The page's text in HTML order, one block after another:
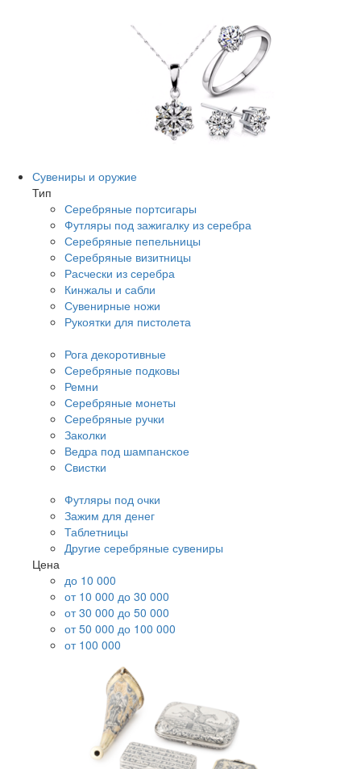
Сувениры и оружие
Тип
Серебряные портсигары
Футляры под зажигалку из серебра
Серебряные пепельницы
Серебряные визитницы
Расчески из серебра
Кинжалы и сабли
Сувенирные ножи
Рукоятки для пистолета
Рога декоротивные
Серебряные подковы
Ремни
Серебряные монеты
Серебряные ручки
Заколки
Ведра под шампанское
Свистки
Футляры под очки
Зажим для денег
Таблетницы
Другие серебряные сувениры
Цена
до 10 000
от 10 000 до 30 000
от 30 000 до 50 000
от 50 000 до 100 000
от 100 000